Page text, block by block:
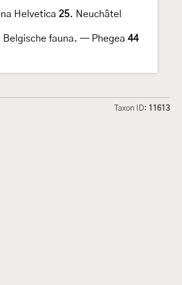
Helvetica 25. Neuchâtel
fauna. — Phegea 44
Taxon ID: 11613